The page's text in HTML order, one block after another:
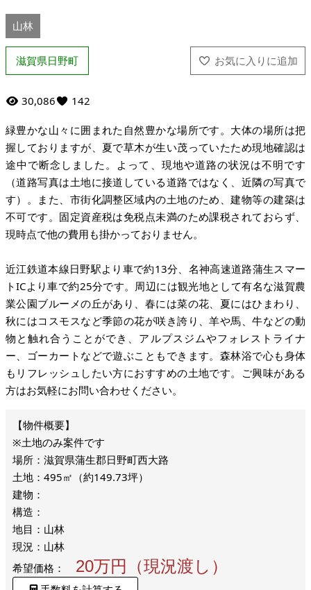
山林
滋賀県日野町
30,086 142
緑豊かな山々に囲まれた自然豊かな場所です。大体の場所は把
握しておりますが、夏で草木が生い茂っていたため現地確認は
途中で断念しました。よって、現地や道路の状況は不明です
（道路写真は土地に接道している道路ではなく、近隣の写真で
す）。また、市街化調整区域内の土地のため、建物等の建築は
不可です。固定資産税は免税点未満のため課税されておらず、
現時点で他の費用も掛かっておりません。
近江鉄道本線日野駅より車で約13分、名神高速道路蒲生スマー
トICより車で約25分です。周辺には観光地として有名な滋賀農
業公園ブルーメの丘があり、春には菜の花、夏にはひまわり、
秋にはコスモスなど季節の花が咲き誇り、羊や馬、牛などの動
物と触れ合うことができ、アルプスジムやフォレストライナ
ー、ゴーカートなどで遊ぶこともできます。森林浴で心も身体
もリフレッシュしたい方におすすめの土地です。ご興味がある
方はお気軽にお問い合わせください。
※土地のみ案件です
場所：滋賀県蒲生郡日野町西大路
土地：495㎡（約149.73坪）
建物：
構造：
地目：山林
現況：山林
希望価格：
20万円（現況渡し）